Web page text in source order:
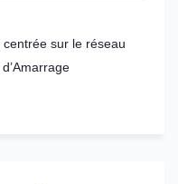
sur le réseau